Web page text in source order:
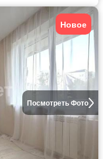
Посмотреть Фото
Новое